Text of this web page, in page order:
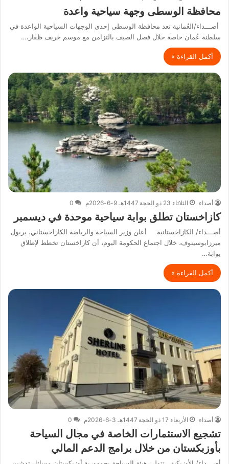
محافظة الوسطى وجهة سياحية واعدة
أصـــداء/العُمانية تعد محافظة الوسطى إحدى الوجهات السياحية الواعدة في
سلطنة عُمان خاصة خلال فصل الصيف بالتزامن مع موسم خريف ظفار،…
أكمل القراءة »
أصداء الثلاثاء 23 ذو الحجة 1447هـ 9-6-2026م 0
كازاخستان تطلق بوابة سياحية موحدة في ديسمبر
أصـــداء/ الكازاخستانية أعلن وزير السياحة والرياضة الكازاخستاني، يربول
ميرزابوسينوف، خلال اجتماع الحكومة اليوم، أن كازاخستان تخطط لإطلاق
بوابة…
أكمل القراءة »
أصداء الأربعاء 17 ذو الحجة 1447هـ 3-6-2026م 0
تشجيع الاستثمارات الخاصة في مجال السياحة
بأوزبكستان من خلال برامج الدعم المالي